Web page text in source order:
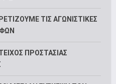
ΤΙΣ ΑΓΩΝΙΣΤΙΚΕΣ
ΠΡΟΣΤΑΣΙΑΣ